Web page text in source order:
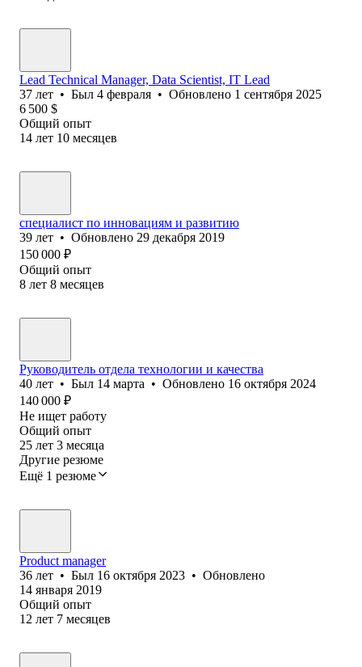
Lead Technical Manager, Data Scientist, IT Lead
37 лет • Был 4 февраля • Обновлено 1 сентября 2025
6 500 $
Общий опыт
14 лет 10 месяцев
специалист по инновациям и развитию
39 лет • Обновлено 29 декабря 2019
150 000 ₽
Общий опыт
8 лет 8 месяцев
Руководитель отдела технологии и качества
40 лет • Был 14 марта • Обновлено 16 октября 2024
140 000 ₽
Не ищет работу
Общий опыт
25 лет 3 месяца
Другие резюме
Ещё 1 резюме
Product manager
36 лет • Был 16 октября 2023 • Обновлено
14 января 2019
Общий опыт
12 лет 7 месяцев